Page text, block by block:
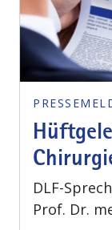
DLF-
Prof. Dr.